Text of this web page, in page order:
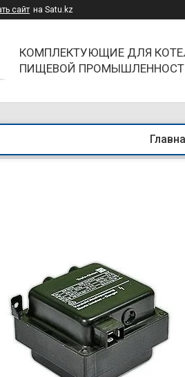
сайт на Satu.kz
КОМПЛЕКТУЮЩИЕ ДЛЯ
ПИЩЕВОЙ